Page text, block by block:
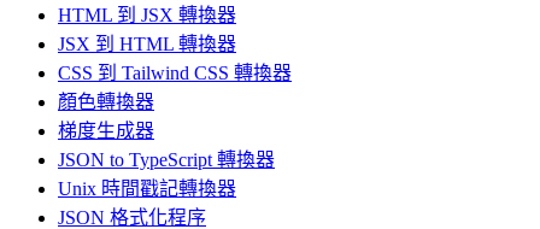
HTML 到 JSX 轉換器
JSX 到 HTML 轉換器
CSS 到 Tailwind CSS 轉換器
顏色轉換器
梯度生成器
JSON to TypeScript 轉換器
Unix 時間戳記轉換器
JSON 格式化程序